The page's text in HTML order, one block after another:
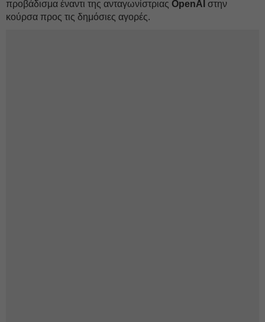
προβάδισμα έναντι της ανταγωνίστριας OpenAI στην
κούρσα προς τις δημόσιες αγορές.